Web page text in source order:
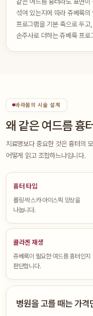
섞여 있는지에 따라 쥬베룩의
프로그램을 기본 축으로 두
손주사로 더하는 쥬베룩 프로
바라봄의 시술 설계
왜 같은 여드름 흉
치료명보다 중요한 것은 흉터의
어떻게 읽고 조합하느냐입니다.
흉터 타입
롤링·박스카·아이스픽 양상을
나눕니다.
콜라겐 재생
쥬베룩이 필요한 여드름 흉터인지
판단합니다.
병원을 고를 때는 가격